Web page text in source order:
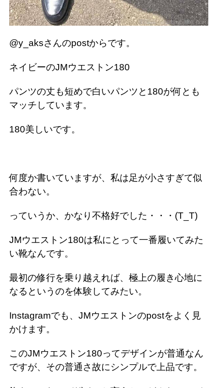
@y_aksさんのpostからです。
ネイビーのJMウエストン180
パンツの丈も短めで白いパンツと180が何とも
マッチしています。
180美しいです。
何度か書いていますが、私は足が小さすぎて似
合わない。
っていうか、かなり不格好でした・・・(T_T)
JMウエストン180は私にとって一番履いてみた
い靴なんです。
最初の修行を乗り越えれば、極上の履き心地に
なるというのを体験してみたい。
Instagramでも、JMウエストンのpostをよく見
かけます。
このJMウエストン180ってデザインが普通なん
ですが、その普通さ故にシンプルで上品です。